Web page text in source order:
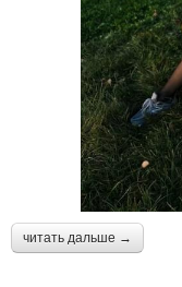
читать дальше →